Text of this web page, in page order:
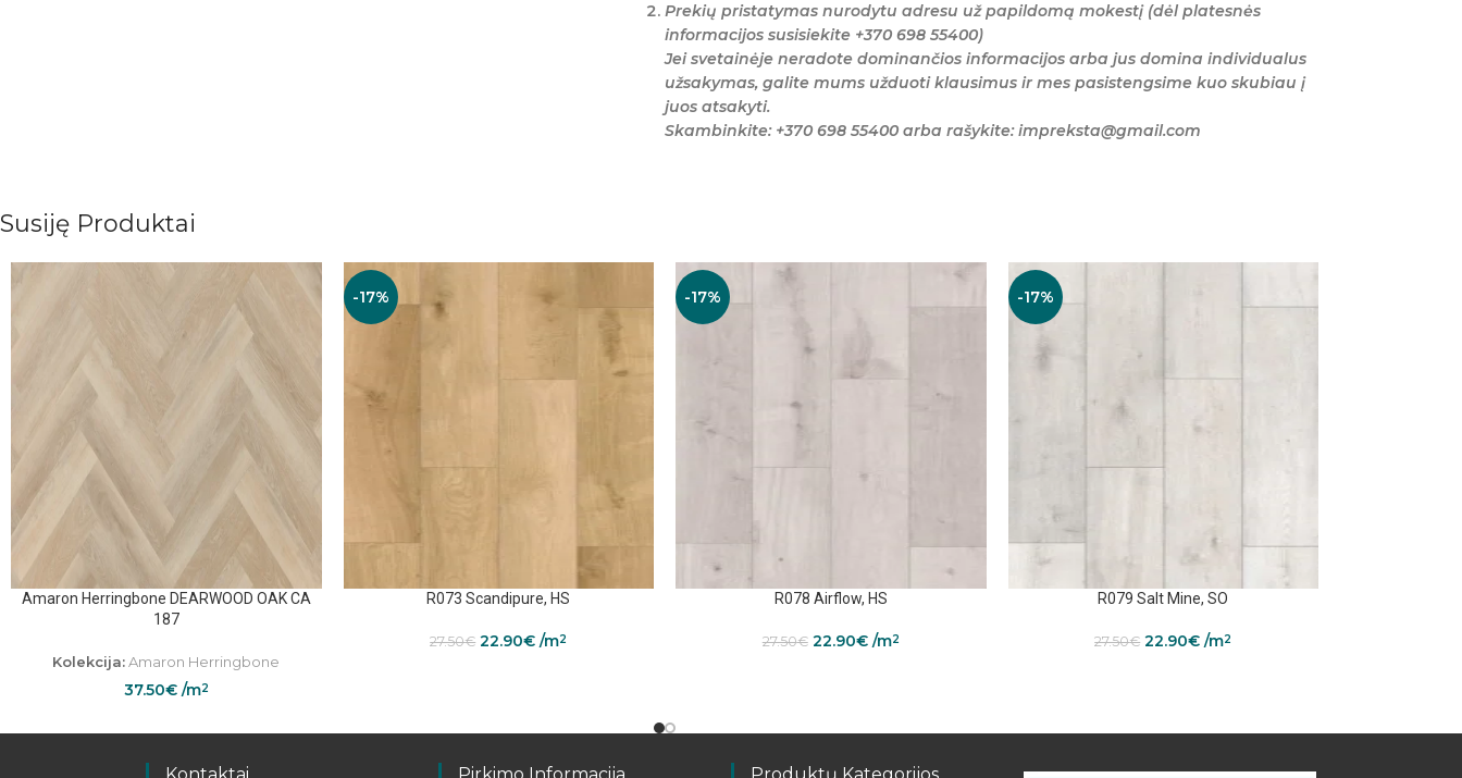
Prekių pristatymas nurodytu adresu už papildomą mokestį (dėl platesnės
informacijos susisiekite +370 698 55400)
Jei svetainėje neradote dominančios informacijos arba jus domina individualus
užsakymas, galite mums užduoti klausimus ir mes pasistengsime kuo skubiau į
juos atsakyti.
Skambinkite: +370 698 55400 arba rašykite: impreksta@gmail.com
Susiję Produktai
Amaron Herringbone DEARWOOD OAK CA
187
Kolekcija:Amaron Herringbone
37.50€/m2
-17%
R073 Scandipure, HS
27.50€ 22.90€ /m2
-17%
R078 Airflow, HS
27.50€ 22.90€/m2
-17%
R079 Salt Mine, SO
27.50€ 22.90€ /m2